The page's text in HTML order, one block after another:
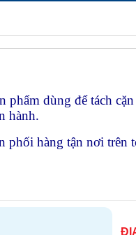
phẩm dùng để tách
hành.
phối hàng tận nơi